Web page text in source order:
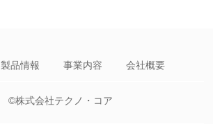
製品情報 事業内容 会社概要
©株式会社テクノ・コア